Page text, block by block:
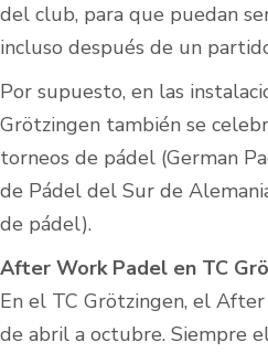
del club, para que puedan
incluso después de un
Por supuesto, en las
Grötzingen también se
torneos de pádel (German
de Pádel del Sur de
de pádel).
After Work Padel en TC
En el TC Grötzingen, el
de abril a octubre. Siempre